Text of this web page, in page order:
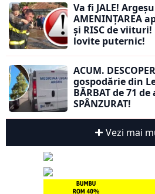
Va fi JALE!
AMENINȚAREA
și RISC de viituri!
lovite puternic!
ACUM.
gospodărie din
BĂRBAT de 71
SPÂNZURAT!
Vezi mai